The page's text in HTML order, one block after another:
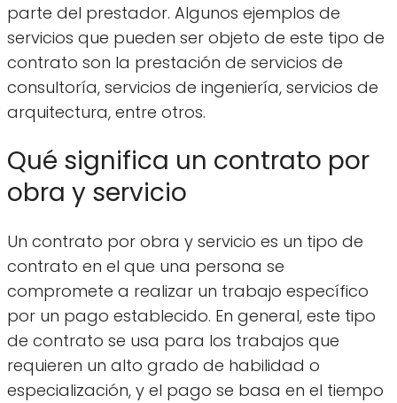
parte del prestador. Algunos ejemplos de
servicios que pueden ser objeto de este tipo de
contrato son la prestación de servicios de
consultoría, servicios de ingeniería, servicios de
arquitectura, entre otros.
Qué significa un contrato por
obra y servicio
Un contrato por obra y servicio es un tipo de
contrato en el que una persona se
compromete a realizar un trabajo específico
por un pago establecido. En general, este tipo
de contrato se usa para los trabajos que
requieren un alto grado de habilidad o
especialización, y el pago se basa en el tiempo